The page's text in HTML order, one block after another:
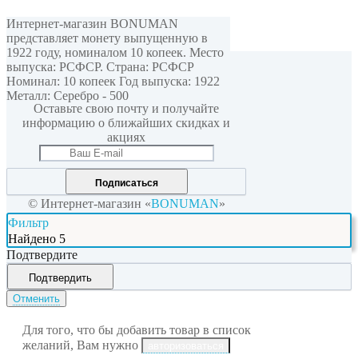
Интернет-магазин BONUMAN
представляет монету выпущенную в
1922 году, номиналом 10 копеек. Место
выпуска: РСФСР. Страна: РСФСР
Номинал: 10 копеек Год выпуска: 1922
Металл: Серебро - 500
Мы в соцсетях
Оставьте свою почту и получайте
информацию о ближайших скидках и
акциях
Подписаться
© Интернет-магазин «BONUMAN»
Фильтр
Найдено 5
Подтвердите
Подтвердить
Отменить
Для того, что бы добавить товар в список
желаний, Вам нужно